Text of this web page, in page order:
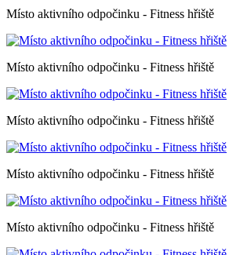
Místo aktivního odpočinku - Fitness hřiště
Místo aktivního odpočinku - Fitness hřiště
Místo aktivního odpočinku - Fitness hřiště
Místo aktivního odpočinku - Fitness hřiště
Místo aktivního odpočinku - Fitness hřiště